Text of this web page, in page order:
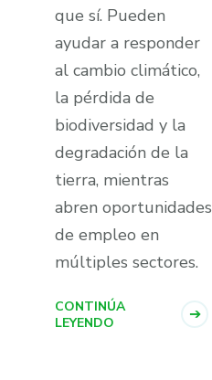
que sí. Pueden
ayudar a responder
al cambio climático,
la pérdida de
biodiversidad y la
degradación de la
tierra, mientras
abren oportunidades
de empleo en
múltiples sectores.
CONTINÚA
LEYENDO